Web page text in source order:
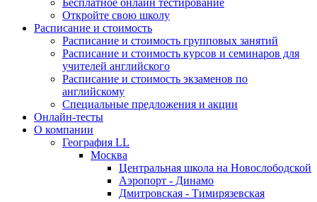
Откройте свою школу
Расписание и стоимость
Расписание и стоимость групповых занятий
Расписание и стоимость курсов и семинаров для
учителей английского
Расписание и стоимость экзаменов по
английскому
Специальные предложения и акции
Онлайн-тесты
О компании
География LL
Москва
Центральная школа на Новослободской
Аэропорт - Динамо
Дмитровская - Тимирязевская